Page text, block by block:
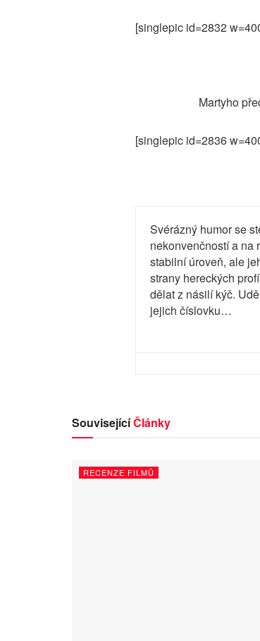
[singlepic id=2832
Martyho
[singlepic id=2836
Svérázný humor se
nekonvenčností a na
stabilní úroveň, ale
strany hereckých
dělat z násilí kýč.
jejich číslovku…
SouvisejícíČlánky
RECENZE FILMŮ